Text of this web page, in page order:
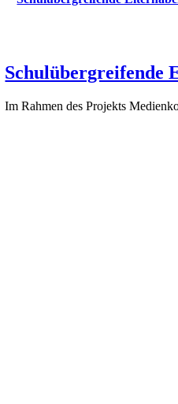
Schulübergreifende
Im Rahmen des Projekts